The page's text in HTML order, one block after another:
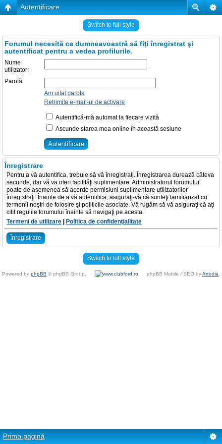
Autentificare
Switch to full style
Forumul necesită ca dumneavoastră să fiţi înregistrat şi
autentificat pentru a vedea profilurile.
Nume
utilizator:
Parolă:
Am uitat parola
Retrimite e-mail-ul de activare
Autentifică-mă automat la fiecare vizită
Ascunde starea mea online în această sesiune
Înregistrare
Pentru a vă autentifica, trebuie să vă înregistraţi. Înregistrarea durează câteva
secunde, dar vă va oferi facilităţi suplimentare. Administratorul forumului
poate de asemenea să acorde permisiuni suplimentare utilizatorilor
înregistraţi. Înainte de a vă autentifica, asiguraţi-vă că sunteţi familiarizat cu
termenii noştri de folosire şi politicile asociate. Vă rugăm să vă asiguraţi că aţi
citit regulile forumului înainte să navigaţi pe acesta.
Termeni de utilizare
Politica de confidenţialitate
Înregistrare
Switch to full style
Powered by phpBB © phpBB Group. phpBB Mobile / SEO byArtodia
Prima pagină